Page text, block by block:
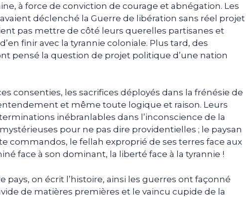
à force de conviction de courage et abnégation. Les
déclenché la Guerre de libération sans réel projet
pas mettre de côté leurs querelles partisanes et
finir avec la tyrannie coloniale. Plus tard, des
pensé la question de projet politique d’une nation
consenties, les sacrifices déployés dans la frénésie de
et même toute logique et raison. Leurs
inébranlables dans l’inconscience de la
pour ne pas dire providentielles ; le paysan
commandos, le fellah exproprié de ses terres face aux
face à son dominant, la liberté face à la tyrannie !
pays, on écrit l’histoire, ainsi les guerres ont façonné
de matières premières et le vaincu cupide de la